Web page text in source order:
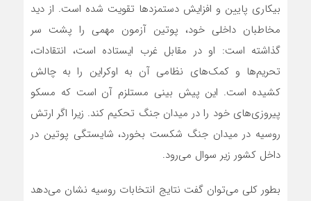
بیکاری پایین و افزایش دستمزدها تقویت شده است. از دید
مخاطبان داخلی خود، پوتین آزمون مهمی را پشت سر
گذاشته است: او در مقابل غرب ایستاده است، انتقادات،
تحریم‌ها و کمک‌های نظامی آن به اوکراین را به چالش
کشیده است. این پیش بینی مستلزم آن است که مسکو
پیروزی‌های خود را در میدان جنگ تحکیم کند.‌ زیرا اگر ارتش
روسیه در میدان جنگ‌ شکست بخورد، شایستگی پوتین در
داخل کشور زیر سوال می‌رود.
بطور کلی می‌توان گفت نتایج انتخابات روسیه نشان می‌دهد